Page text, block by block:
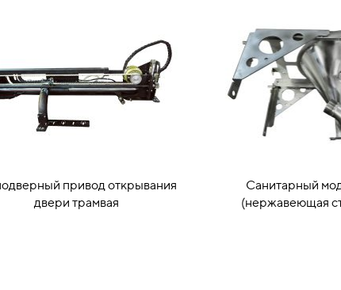
привод открывания
двери трамвая
Санитарный
(нержавеющая